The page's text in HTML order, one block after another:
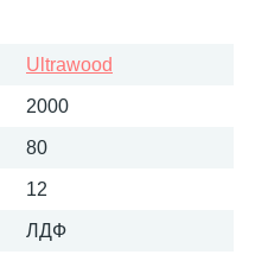
Ultrawood
2000
80
12
ЛДФ